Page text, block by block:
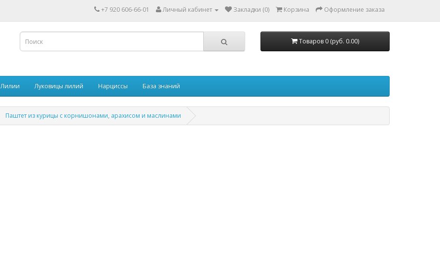
+7 920 606-66-01 Личный кабинет Закладки (0) Корзина Оформление заказа
Товаров 0 (руб. 0.00)
Лилии Луковицы лилий Нарциссы База знаний
Паштет из курицы с корнишонами, арахисом и маслинами